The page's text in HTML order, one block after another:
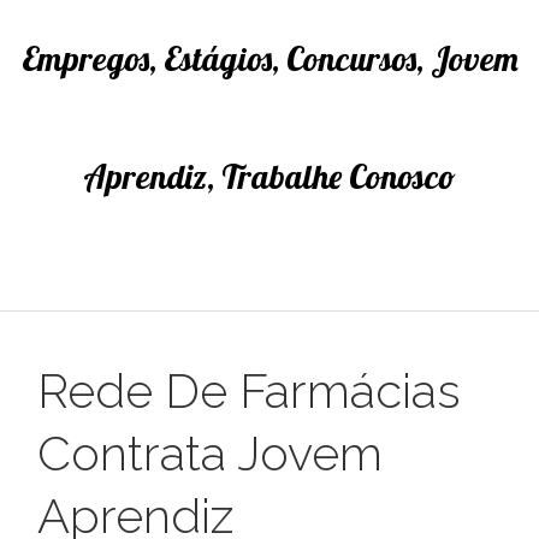
Empregos, Estágios, Concursos, Jovem
Aprendiz, Trabalhe Conosco
Rede De Farmácias
Contrata Jovem
Aprendiz